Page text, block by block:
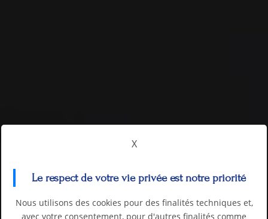
X
Le respect de votre vie privée est notre priorité
Nous utilisons des cookies pour des finalités techniques et,
avec votre consentement, pour d'autres finalités comme